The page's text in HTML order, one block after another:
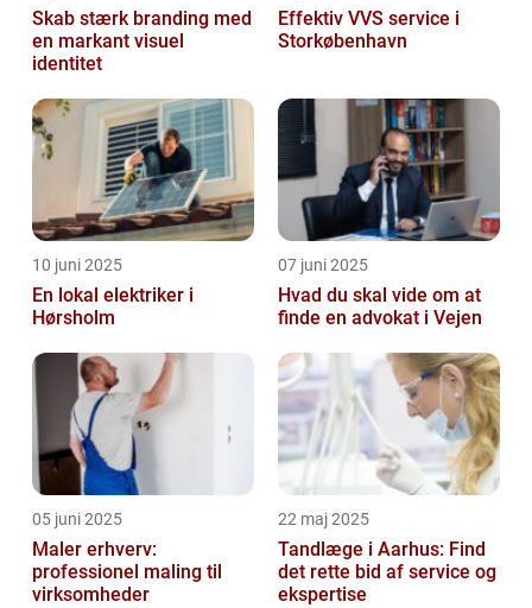
Skab stærk branding med
en markant visuel
identitet
Effektiv VVS service i
Storkøbenhavn
10 juni 2025
En lokal elektriker i
Hørsholm
07 juni 2025
Hvad du skal vide om at
finde en advokat i Vejen
05 juni 2025
Maler erhverv:
professionel maling til
virksomheder
22 maj 2025
Tandlæge i Aarhus: Find
det rette bid af service og
ekspertise